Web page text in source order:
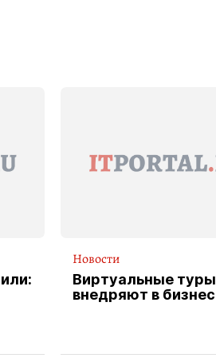
Новости
Виртуальные туры
внедряют в бизнес